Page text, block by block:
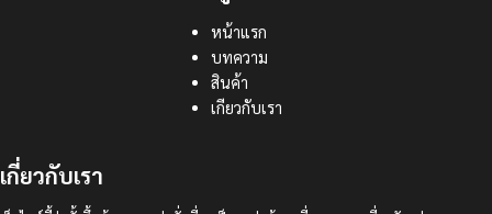
หน้าแรก
บทความ
สินค้า
เกียวกับเรา
เกี่ยวกับเรา